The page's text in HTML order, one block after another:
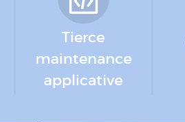
Tierce
maintenance
applicative